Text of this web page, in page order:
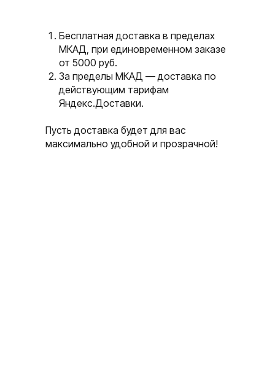
Бесплатная доставка в пределах
МКАД, при единовременном заказе
от 5000 руб.
За пределы МКАД — доставка по
действующим тарифам
Яндекс.Доставки.
Пусть доставка будет для вас
максимально удобной и прозрачной!
Написать в Telegram